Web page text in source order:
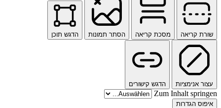
שורת קריאה מסכת קריאה הסתר תמונות הדגש תוכן
עצור אנימציות הדגש קישורים
Zum Inhalt springen
איפוס הגדרות